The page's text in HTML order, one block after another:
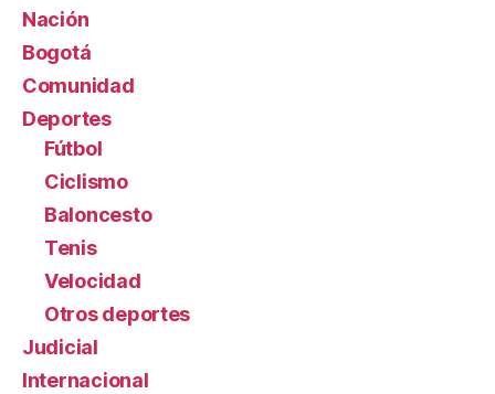
Nación
Bogotá
Comunidad
Deportes
Fútbol
Ciclismo
Baloncesto
Tenis
Velocidad
Otros deportes
Judicial
Internacional